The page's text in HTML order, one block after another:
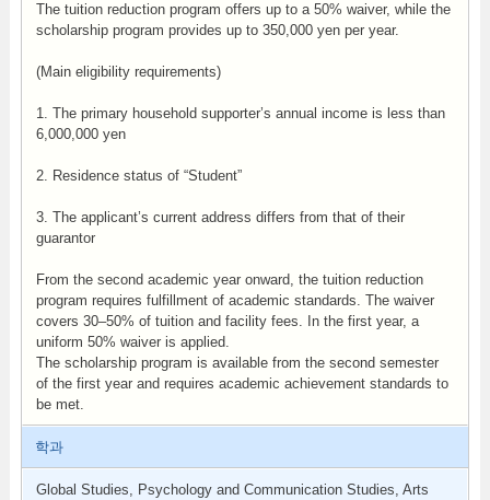
The tuition reduction program offers up to a 50% waiver, while the
scholarship program provides up to 350,000 yen per year.
(Main eligibility requirements)
1. The primary household supporter’s annual income is less than
6,000,000 yen
2. Residence status of “Student”
3. The applicant’s current address differs from that of their
guarantor
From the second academic year onward, the tuition reduction
program requires fulfillment of academic standards. The waiver
covers 30–50% of tuition and facility fees. In the first year, a
uniform 50% waiver is applied.
The scholarship program is available from the second semester
of the first year and requires academic achievement standards to
be met.
학과
Global Studies, Psychology and Communication Studies, Arts